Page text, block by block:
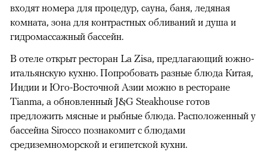
входят номера для процедур, сауна, баня, ледяная
комната, зона для контрастных обливаний и душа и
гидромассажный бассейн.
В отеле открыт ресторан La Zisa, предлагающий южно-
итальянскую кухню. Попробовать разные блюда Китая,
Индии и Юго-Восточной Азии можно в ресторане
Tianma, а обновленный J&G Steakhouse готов
предложить мясные и рыбные блюда. Расположенный у
бассейна Sirocco познакомит с блюдами
средиземноморской и египетской кухни.